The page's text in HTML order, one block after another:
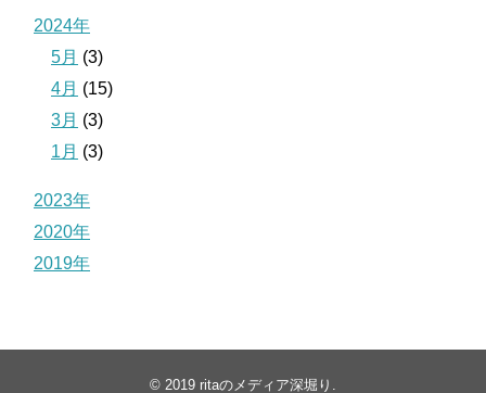
2024年
5月 (3)
4月 (15)
3月 (3)
1月 (3)
2023年
2020年
2019年
© 2019 ritaのメディア深堀り